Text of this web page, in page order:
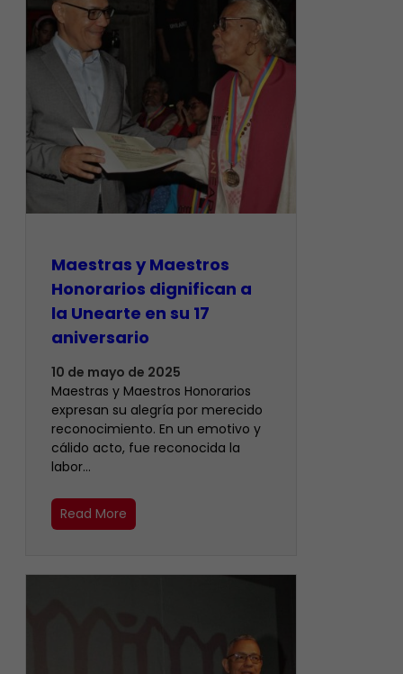
Maestras y Maestros
Honorarios dignifican a
la Unearte en su 17
aniversario
10 de mayo de 2025
Maestras y Maestros Honorarios
expresan su alegría por merecido
reconocimiento. En un emotivo y
cálido acto, fue reconocida la
labor…
Read More